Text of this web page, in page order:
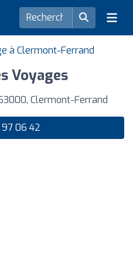
à Clermont-Ferrand
Voyages
Clermont-Ferrand
06 42